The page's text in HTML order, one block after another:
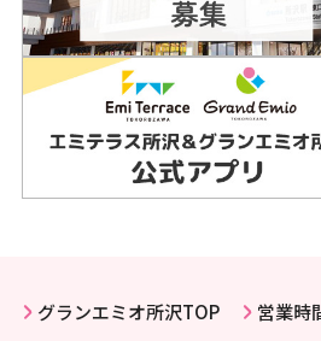
グランエミオ所沢TOP
営業時